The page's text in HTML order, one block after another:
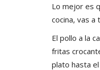
Lo mejor es
cocina, vas a
El pollo a la
fritas
plato hasta el